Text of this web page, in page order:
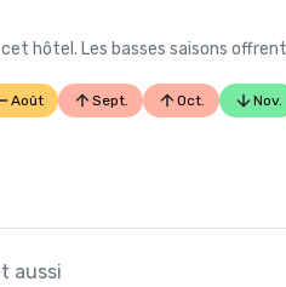
hôtel. Les basses saisons
Août Sept. Oct. Nov.
aussi